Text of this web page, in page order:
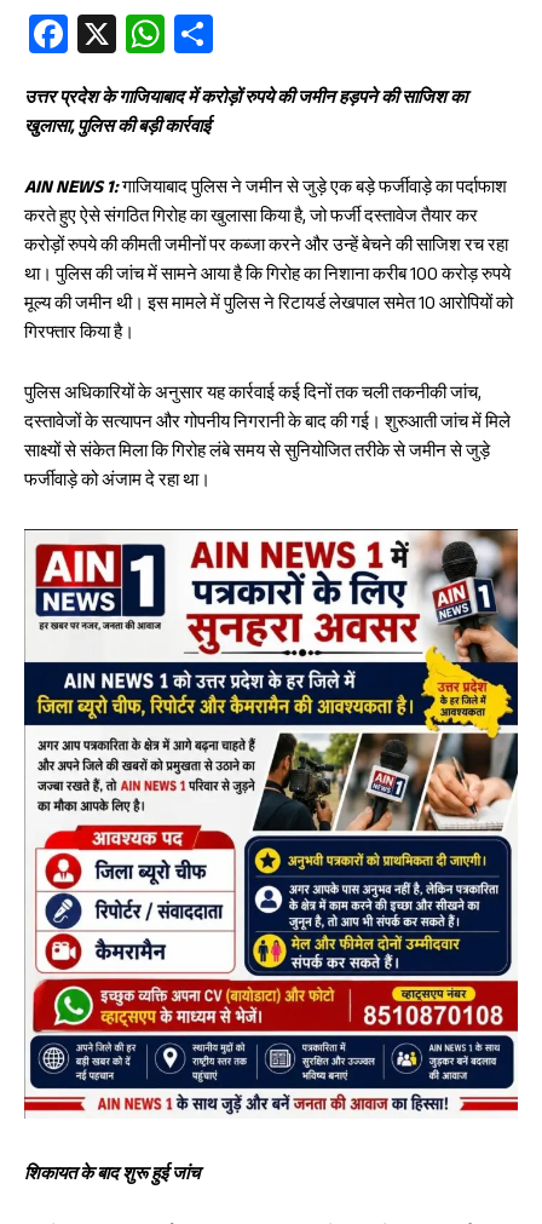
Fa
ce
b
oo
k
X W
ha
ts
A
p
p
ha
re
उत्तर प्रदेश के गाजियाबाद में करोड़ों रुपये की जमीन हड़पने की साजिश का
खुलासा, पुलिस की बड़ी कार्रवाई
AIN NEWS 1:गाजियाबाद पुलिस ने जमीन से जुड़े एक बड़े फर्जीवाड़े का पर्दाफाश
करते हुए ऐसे संगठित गिरोह का खुलासा किया है, जो फर्जी दस्तावेज तैयार कर
करोड़ों रुपये की कीमती जमीनों पर कब्जा करने और उन्हें बेचने की साजिश रच रहा
था। पुलिस की जांच में सामने आया है कि गिरोह का निशाना करीब 100 करोड़ रुपये
मूल्य की जमीन थी। इस मामले में पुलिस ने रिटायर्ड लेखपाल समेत 10 आरोपियों को
गिरफ्तार किया है।
पुलिस अधिकारियों के अनुसार यह कार्रवाई कई दिनों तक चली तकनीकी जांच,
दस्तावेजों के सत्यापन और गोपनीय निगरानी के बाद की गई। शुरुआती जांच में मिले
साक्ष्यों से संकेत मिला कि गिरोह लंबे समय से सुनियोजित तरीके से जमीन से जुड़े
फर्जीवाड़े को अंजाम दे रहा था।
शिकायत के बाद शुरू हुई जांच